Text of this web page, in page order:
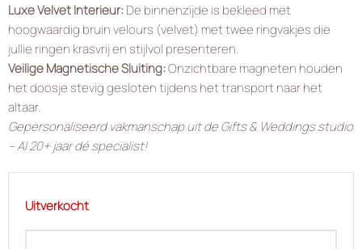
Luxe Velvet Interieur:De binnenzijde is bekleed met
hoogwaardig bruin velours (velvet) met twee ringvakjes die
jullie ringen krasvrij en stijlvol presenteren.
Veilige Magnetische Sluiting:Onzichtbare magneten houden
het doosje stevig gesloten tijdens het transport naar het
altaar.
Gepersonaliseerd vakmanschap uit de Gifts & Weddings studio
– Al 20+ jaar dé specialist!
Uitverkocht